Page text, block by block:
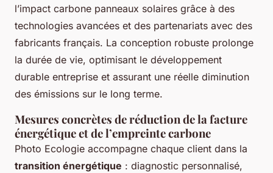
l’impact carbone panneaux solaires grâce à des
technologies avancées et des partenariats avec des
fabricants français. La conception robuste prolonge
la durée de vie, optimisant le développement
durable entreprise et assurant une réelle diminution
des émissions sur le long terme.
Mesures concrètes de réduction de la facture
énergétique et de l’empreinte carbone
Photo Ecologie accompagne chaque client dans la
transition énergétique : diagnostic personnalisé,